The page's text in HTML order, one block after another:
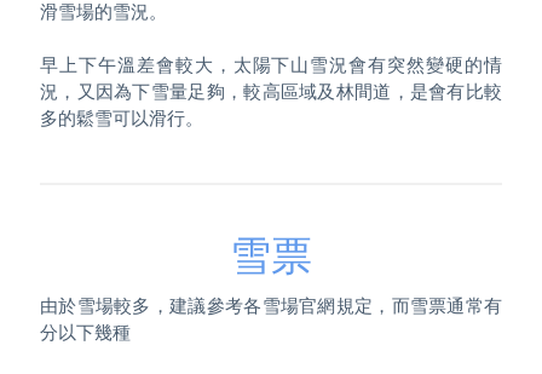
滑雪場的雪況。
早上下午溫差會較大，太陽下山雪況會有突然變硬的情
況，又因為下雪量足夠，較高區域及林間道，是會有比較
多的鬆雪可以滑行。
雪票
由於雪場較多，建議參考各雪場官網規定，而雪票通常有
分以下幾種